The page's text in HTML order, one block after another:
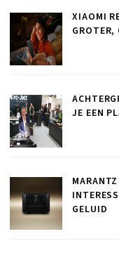
XIAOMI
GROTER,
JE EEN
GELUID